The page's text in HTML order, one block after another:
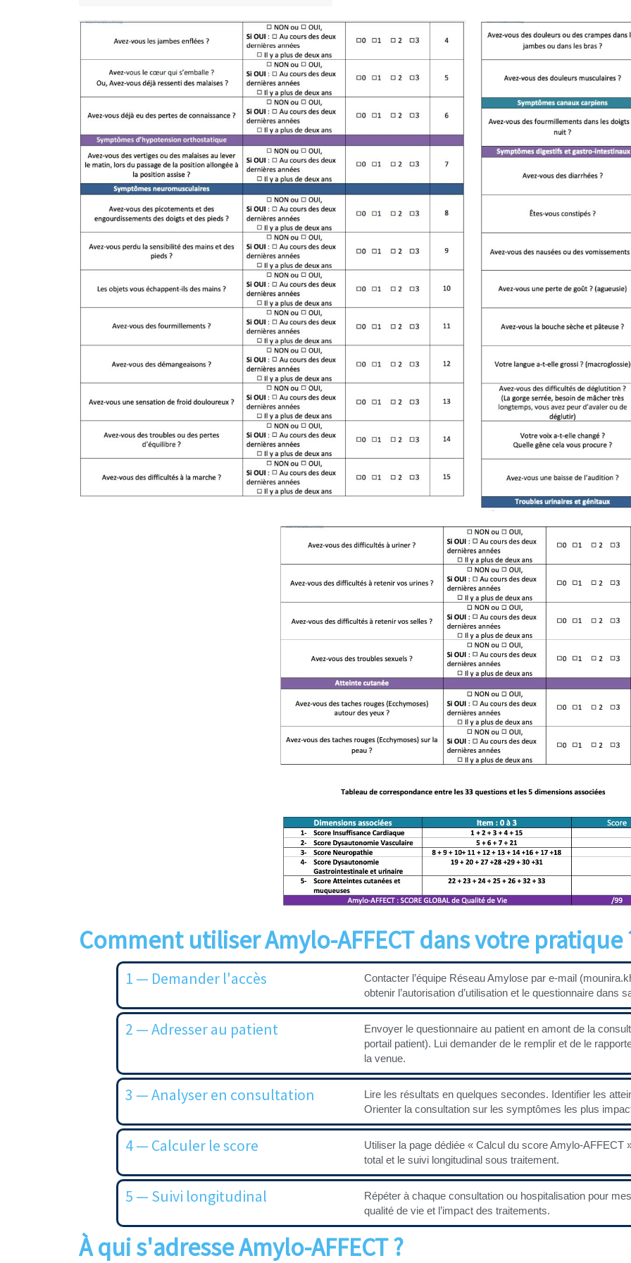
Comment utiliser Amylo-AFFECT dans votre pratique
1 — Demander l'accès
Contacter l’équipe Réseau Amylose par e-mail
obtenir l’autorisation d’utilisation et le questionnaire dans
2 — Adresser au patient
Envoyer le questionnaire au patient en amont de la
portail patient). Lui demander de le remplir et de le
la venue.
3 — Analyser en consultation
Lire les résultats en quelques secondes. Identifier les
Orienter la consultation sur les symptômes les plus
4 — Calculer le score
Utiliser la page dédiée « Calcul du score Amylo-AFFECT
total et le suivi longitudinal sous traitement.
5 — Suivi longitudinal
Répéter à chaque consultation ou hospitalisation pour
qualité de vie et l’impact des traitements.
À qui s'adresse Amylo-AFFECT ?